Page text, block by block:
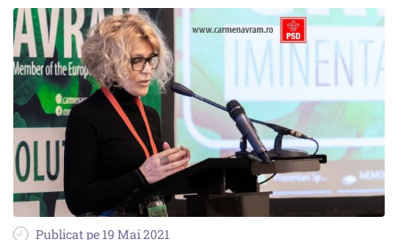
Publicat pe 19 Mai 2021